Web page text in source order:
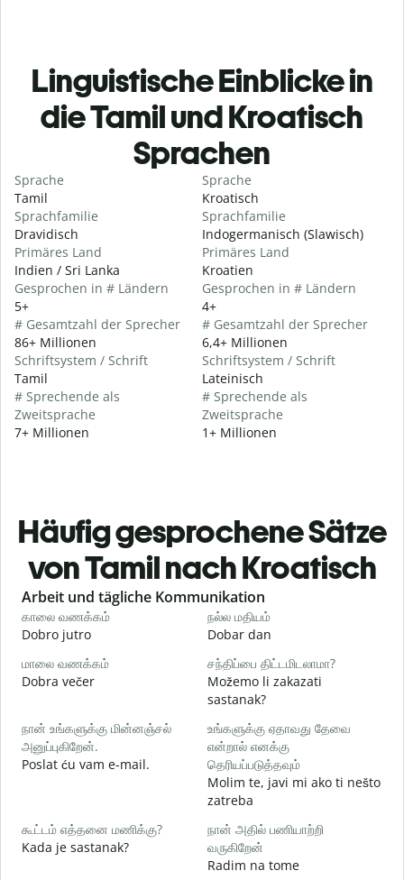
Linguistische Einblicke in
die Tamil und Kroatisch
Sprachen
Sprache
Tamil
Sprachfamilie
Dravidisch
Primäres Land
Indien / Sri Lanka
Gesprochen in # Ländern
5+
# Gesamtzahl der Sprecher
86+ Millionen
Schriftsystem / Schrift
Tamil
# Sprechende als
Zweitsprache
7+ Millionen
Sprache
Kroatisch
Sprachfamilie
Indogermanisch (Slawisch)
Primäres Land
Kroatien
Gesprochen in # Ländern
4+
# Gesamtzahl der Sprecher
6,4+ Millionen
Schriftsystem / Schrift
Lateinisch
# Sprechende als
Zweitsprache
1+ Millionen
Häufig gesprochene Sätze
von Tamil nach Kroatisch
Slide 1 of 6
Arbeit und tägliche Kommunikation
காலை வணக்கம்
Dobro jutro
நல்ல மதியம்
Dobar dan
மாலை வணக்கம்
Dobra večer
சந்திப்பை திட்டமிடலாமா?
Možemo li zakazati
sastanak?
நான் உங்களுக்கு மின்னஞ்சல்
அனுப்புகிறேன்.
Poslat ću vam e-mail.
உங்களுக்கு ஏதாவது தேவை
என்றால் எனக்கு
தெரியப்படுத்தவும்
Molim te, javi mi ako ti nešto
zatreba
கூட்டம் எத்தனை மணிக்கு?
Kada je sastanak?
நான் அதில் பணியாற்றி
வருகிறேன்
Radim na tome